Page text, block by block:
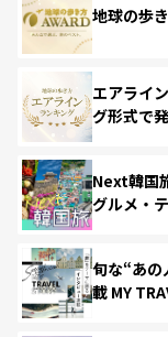
地球の歩
エアライ
グ形式で
Next韓国
グルメ・
旬な“あの
載 MY